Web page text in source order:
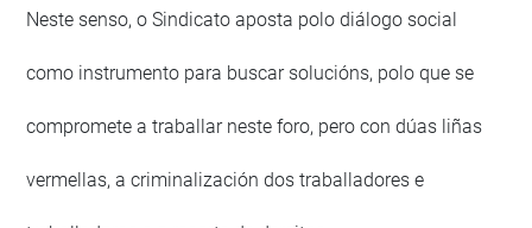
Neste senso, o Sindicato aposta polo diálogo social
como instrumento para buscar solucións, polo que se
compromete a traballar neste foro, pero con dúas liñas
vermellas, a criminalización dos traballadores e